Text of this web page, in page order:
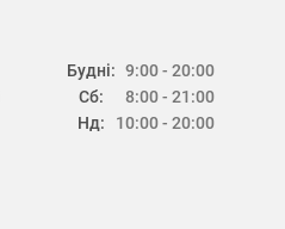
Будні:
Сб:
Нд:
9:00 - 20:00
8:00 - 21:00
10:00 - 20:00